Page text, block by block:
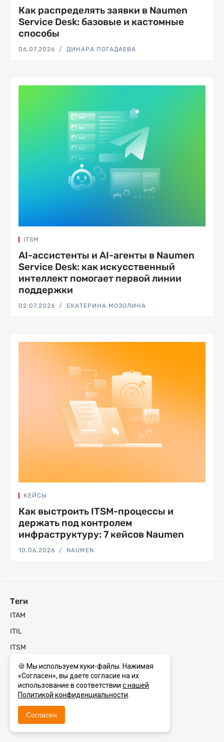
Как распределять заявки в Naumen
Service Desk: базовые и кастомные
способы
06.07.2026 ДИНАРА ПОГАДАЕВА
ITSM
AI-ассистенты и AI-агенты в Naumen
Service Desk: как искусственный
интеллект помогает первой линии
поддержки
02.07.2026 ЕКАТЕРИНА МОЗОЛИНА
КЕЙСЫ
Как выстроить ITSM-процессы и
держать под контролем
инфраструктуру: 7 кейсов Naumen
10.06.2026 NAUMEN
Теги
ITAM
ITIL
ITSM
KMS
Machine Learning
Naumen BSM
Naumen CEC
Naumen Enterprise Search
🍪 Мы используем куки-файлы. Нажимая
«Согласен», вы даете согласие на их
использование в соответствии с нашей
Политикой конфиденциальности
Согласен